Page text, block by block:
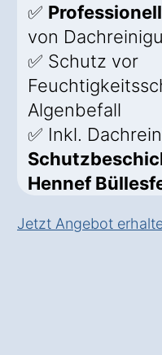
✅
von
✅ Schutz vor
Algenbefall
✅ Inkl.
Hennef
Jetzt Angebot